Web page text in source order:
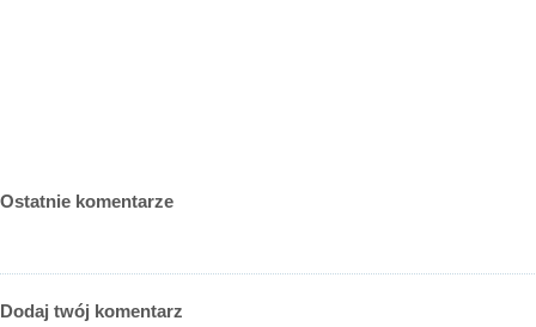
Ostatnie komentarze
Dodaj twój komentarz